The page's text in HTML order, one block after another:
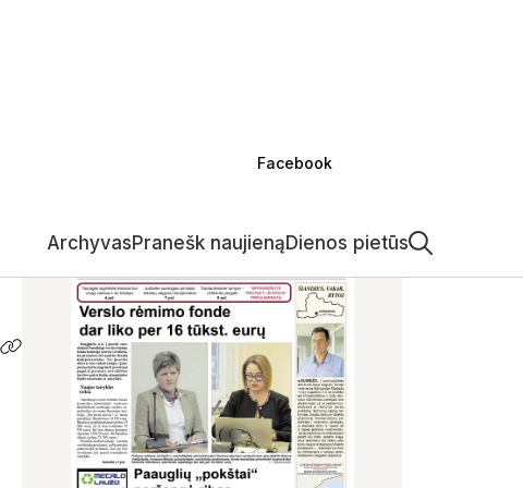
Facebook
ArchyvasPranešk naujienąDienos pietūs